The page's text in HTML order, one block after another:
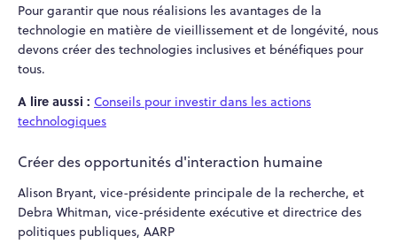
Pour garantir que nous réalisions les avantages de la
technologie en matière de vieillissement et de longévité, nous
devons créer des technologies inclusives et bénéfiques pour
tous.
A lire aussi : Conseils pour investir dans les actions
technologiques
Créer des opportunités d'interaction humaine
Alison Bryant, vice-présidente principale de la recherche, et
Debra Whitman, vice-présidente exécutive et directrice des
politiques publiques, AARP